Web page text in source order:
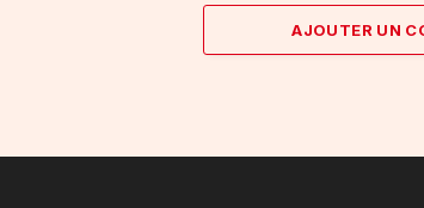
AJOUTER UN